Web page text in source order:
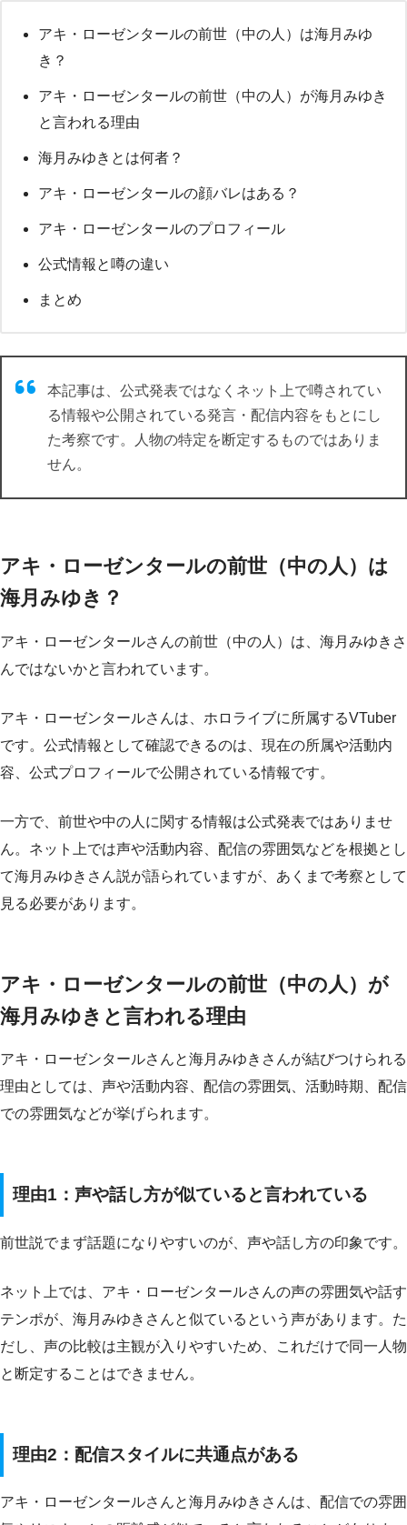
アキ・ローゼンタールの前世（中の人）は海月みゆ
き？
アキ・ローゼンタールの前世（中の人）が海月みゆき
と言われる理由
海月みゆきとは何者？
アキ・ローゼンタールの顔バレはある？
アキ・ローゼンタールのプロフィール
公式情報と噂の違い
まとめ
本記事は、公式発表ではなくネット上で噂されてい
る情報や公開されている発言・配信内容をもとにし
た考察です。人物の特定を断定するものではありま
せん。
アキ・ローゼンタールの前世（中の人）は
海月みゆき？
アキ・ローゼンタールさんの前世（中の人）は、海月みゆきさ
んではないかと言われています。
アキ・ローゼンタールさんは、ホロライブに所属するVTuber
です。公式情報として確認できるのは、現在の所属や活動内
容、公式プロフィールで公開されている情報です。
一方で、前世や中の人に関する情報は公式発表ではありませ
ん。ネット上では声や活動内容、配信の雰囲気などを根拠とし
て海月みゆきさん説が語られていますが、あくまで考察として
見る必要があります。
アキ・ローゼンタールの前世（中の人）が
海月みゆきと言われる理由
アキ・ローゼンタールさんと海月みゆきさんが結びつけられる
理由としては、声や活動内容、配信の雰囲気、活動時期、配信
での雰囲気などが挙げられます。
理由1：声や話し方が似ていると言われている
前世説でまず話題になりやすいのが、声や話し方の印象です。
ネット上では、アキ・ローゼンタールさんの声の雰囲気や話す
テンポが、海月みゆきさんと似ているという声があります。た
だし、声の比較は主観が入りやすいため、これだけで同一人物
と断定することはできません。
理由2：配信スタイルに共通点がある
アキ・ローゼンタールさんと海月みゆきさんは、配信での雰囲